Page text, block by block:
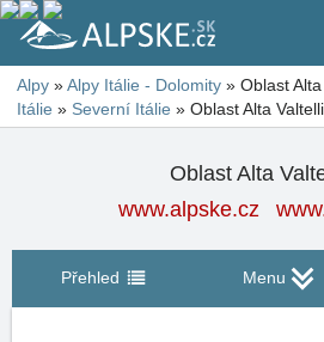
Alpy »Alpy Itálie - Dolomity » Oblast
Itálie » Severní Itálie » Oblast Alta
Oblast Alta
www.alpske.cz
Přehled Menu